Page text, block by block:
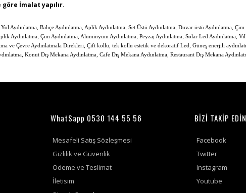
İmalat yapılır.
Yol Aydınlatma, Bahçe Aydınlatma, Aplik Aydınlatma, Set Üstü Aydınlatma, Duvar üstü Aydınlatma,
Aydınlatma, Çim Aydınlatma, Alüminyum Aydınlatma, Peyzaj Aydınlatma, Solar Led Aydınlatma,
ve Çevre Aydınlatmala Direkleri, Çift kollu, tek kollu estetik ve dekoratif Led, Güneş enerjili
Konut Dış Mekana Aydınlatma, Cafe Dış Mekana Aydınlatma, Restaurant Dış Mekana
WhatSapp 0530 144 55 56
Mesafeli Satış Sözleşmesi
Gizlilik ve Güvenlik
Ödeme ve Teslimat
İletisim
BİZİ TAKİP EDİN
Facebook
Twitter
Instagram
Youtube